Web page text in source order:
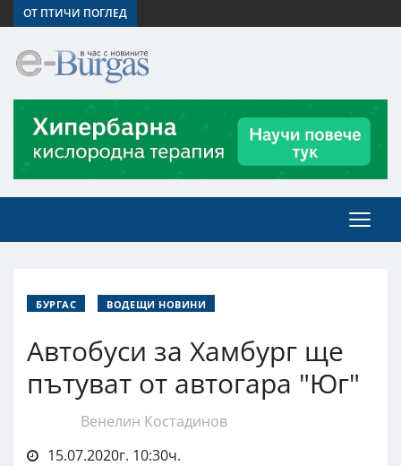
ОТ ПТИЧИ ПОГЛЕД
БУРГАС ВОДЕЩИ НОВИНИ
Автобуси за Хамбург ще
пътуват от автогара "Юг"
Венелин Костадинов
15.07.2020г. 10:30ч.